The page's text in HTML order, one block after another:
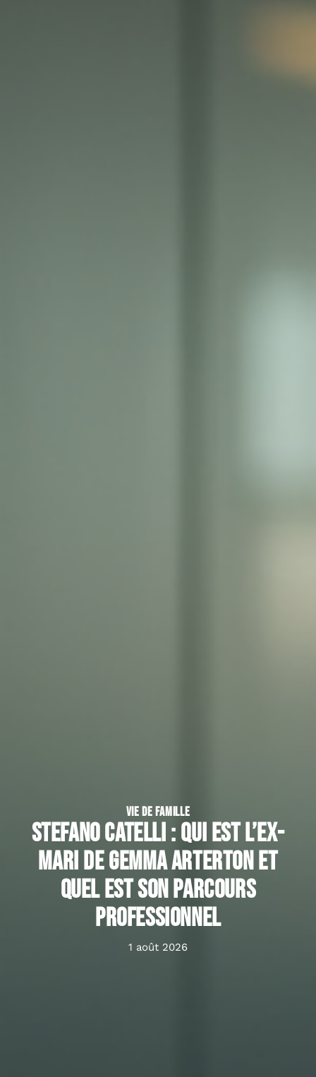
VIE DE FAMILLE
Stefano Catelli : qui est l’ex-
mari de Gemma Arterton et
quel est son parcours
professionnel
1 août 2026